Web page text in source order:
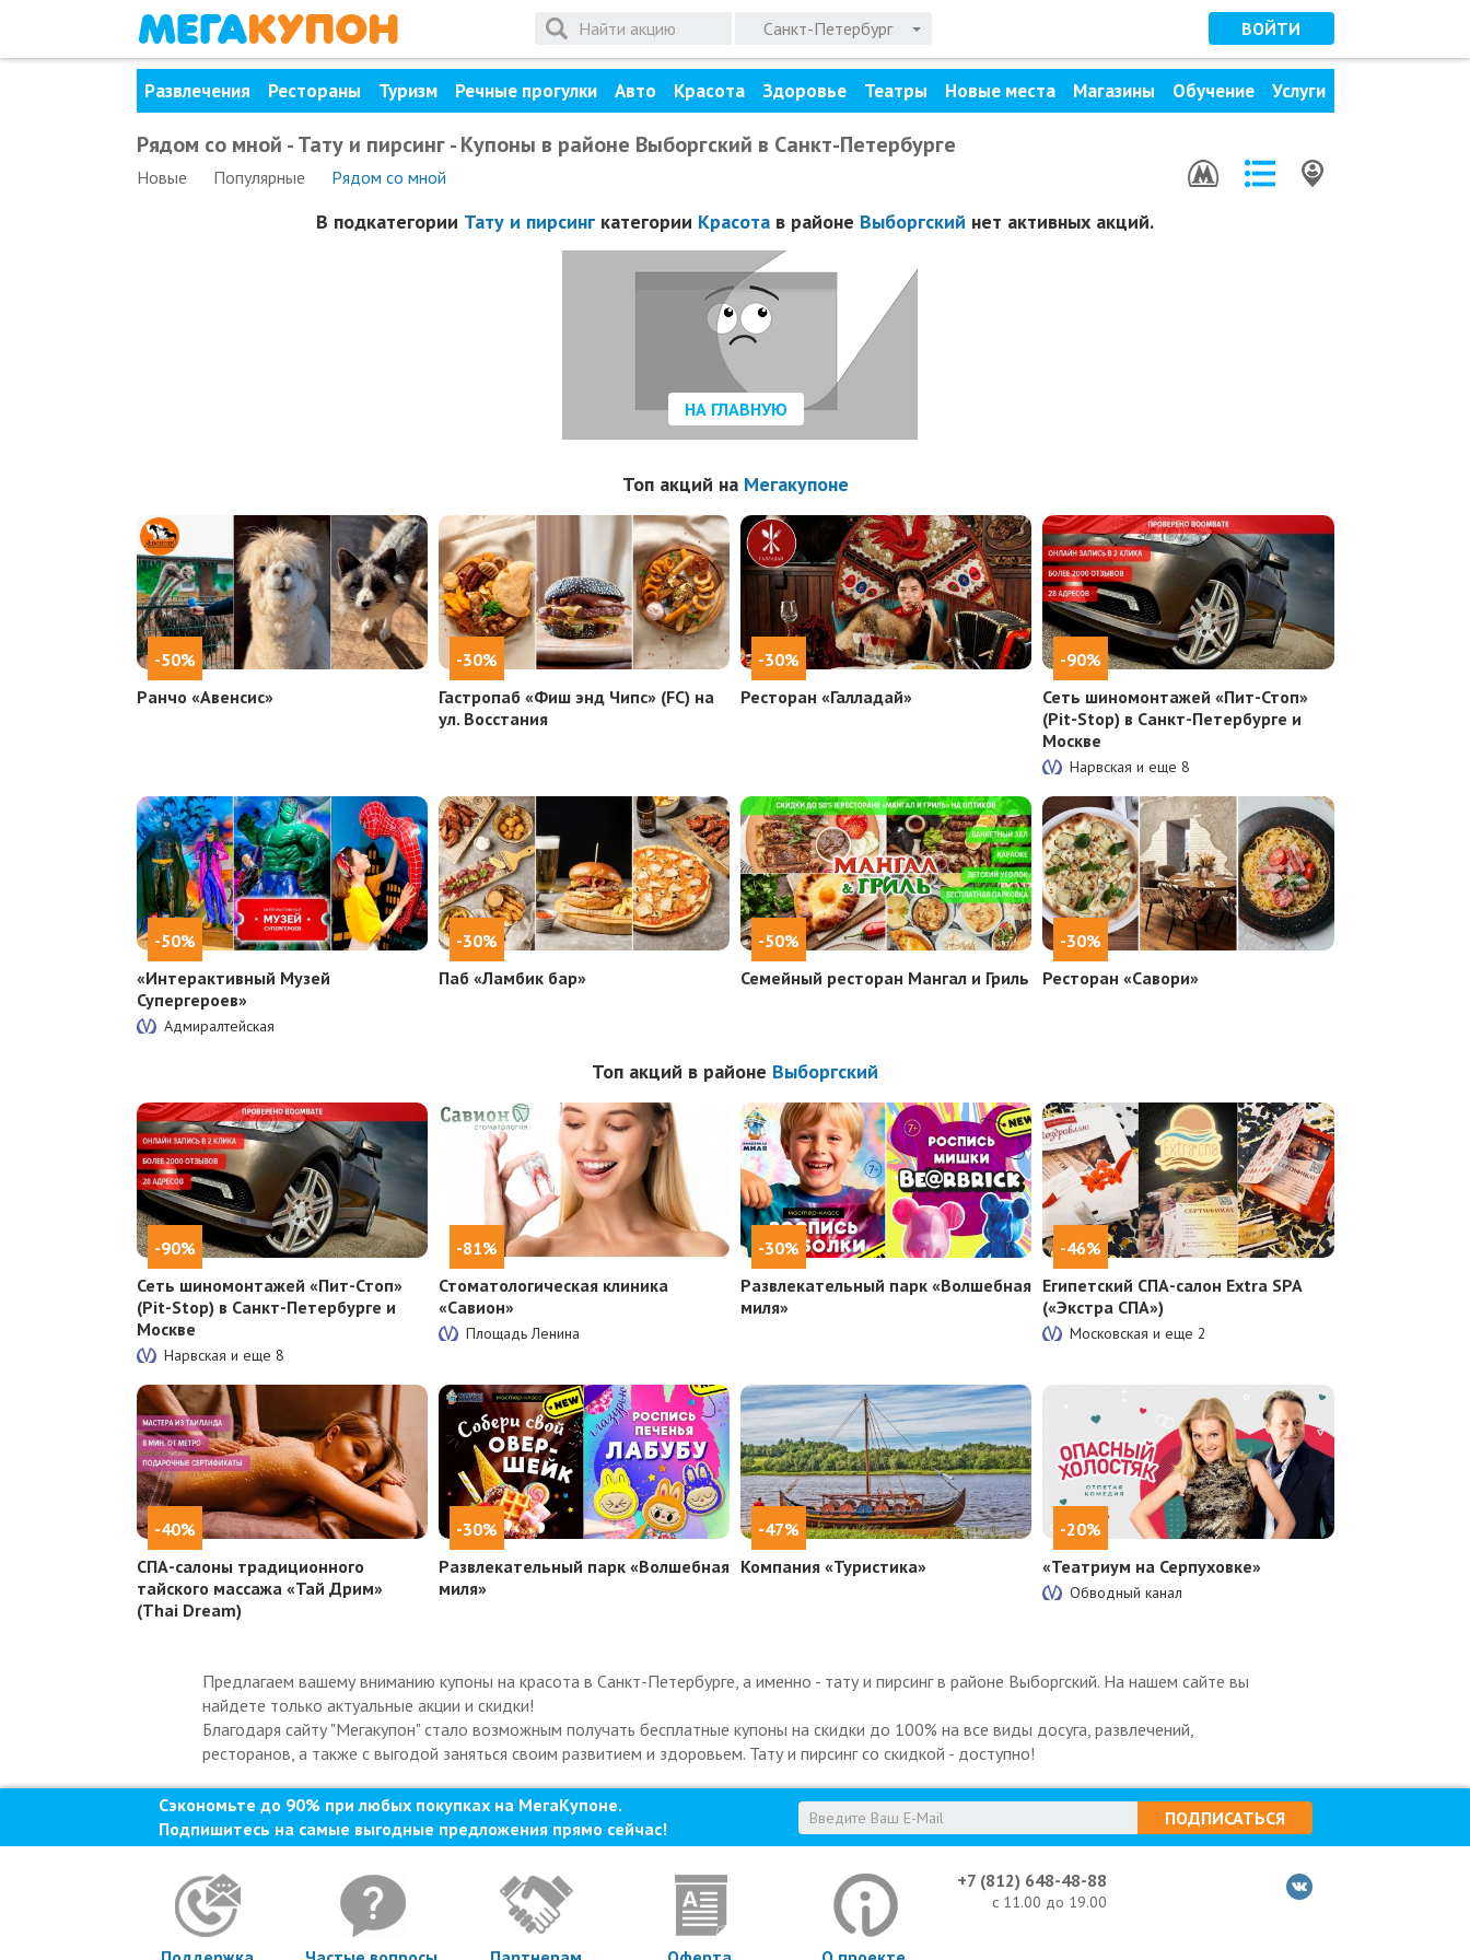
Санкт-Петербург ВОЙТИ
Развлечения Рестораны Туризм Речные прогулки Авто Красота Здоровье Театры Новые места Магазины Обучение Услуги
Рядом со мной - Тату и пирсинг - Купоны в районе Выборгский в Санкт-Петербурге
Новые Популярные Рядом со мной
В подкатегории Тату и пирсинг категории Красота в районе Выборгский нет активных акций.
НА ГЛАВНУЮ
Топ акций на Мегакупоне
-50%
Ранчо «Авенсис»
-30%
Гастропаб «Фиш энд Чипс» (FC) на
ул. Восстания
-30%
Ресторан «Галладай»
-90%
Сеть шиномонтажей «Пит-Стоп»
(Pit-Stop) в Санкт-Петербурге и
Москве
Нарвская и еще8
-50%
«Интерактивный Музей
Супергероев»
Адмиралтейская
-30%
Паб «Ламбик бар»
-50%
Семейный ресторан Мангал и Гриль
-30%
Ресторан «Савори»
Топ акций в районе Выборгский
-90%
Сеть шиномонтажей «Пит-Стоп»
(Pit-Stop) в Санкт-Петербурге и
Москве
Нарвская и еще 8
-81%
Стоматологическая клиника
«Савион»
Площадь Ленина
-30%
Развлекательный парк «Волшебная
миля»
-46%
Египетский СПА-салон Extra SPA
(«Экстра СПА»)
Московская и еще 2
-40%
СПА-салоны традиционного
тайского массажа «Тай Дрим»
(Thai Dream)
-30%
Развлекательный парк «Волшебная
миля»
-47%
Компания «Туристика»
-20%
«Театриум на Серпуховке»
Обводный канал
Предлагаем вашему вниманию купоны на красота в Санкт-Петербурге, а именно - тату и пирсинг в районе Выборгский. На нашем сайте вы
найдете только актуальные акции и скидки!
Благодаря сайту "Мегакупон" стало возможным получать бесплатные купоны на скидки до 100% на все виды досуга, развлечений,
ресторанов, а также с выгодой заняться своим развитием и здоровьем. Тату и пирсинг со скидкой - доступно!
Сэкономьте до 90% при любых покупках на МегаКупоне.
Подпишитесь на самые выгодные предложения прямо сейчас!
ПОДПИСАТЬСЯ
+7 (812) 648-48-88
с 11.00 до 19.00